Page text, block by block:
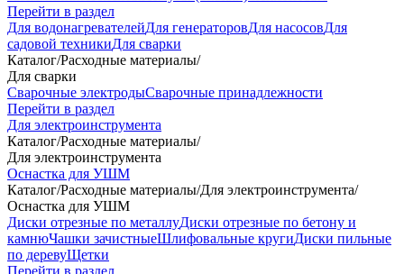
Перейти в раздел
Для водонагревателейДля генераторовДля насосовДля
садовой техникиДля сварки
Каталог/Расходные материалы/
Для сварки
Сварочные электродыСварочные принадлежности
Перейти в раздел
Для электроинструмента
Каталог/Расходные материалы/
Для электроинструмента
Оснастка для УШМ
Каталог/Расходные материалы/Для электроинструмента/
Оснастка для УШМ
Диски отрезные по металлуДиски отрезные по бетону и
камнюЧашки зачистныеШлифовальные кругиДиски пильные
по деревуЩетки
Перейти в раздел